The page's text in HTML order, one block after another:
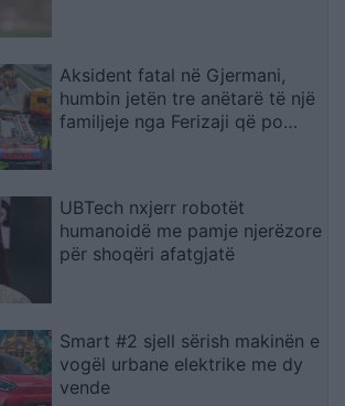
Aksident fatal në Gjermani,
humbin jetën tre anëtarë të një
familjeje nga Ferizaji që po
UBTech nxjerr robotët
humanoidë me pamje njerëzore
për shoqëri afatgjatë
Smart #2 sjell sërish makinën e
vogël urbane elektrike me dy
vende